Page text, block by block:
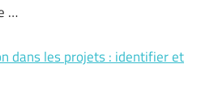
…
dans les projets : identifier et